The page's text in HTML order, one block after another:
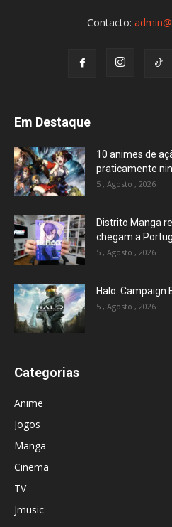
Contacto:
Em Destaque
10 animes de
praticamente
5 , Agosto , 2026
Distrito Manga
chegam a
5 , Agosto , 2026
Halo: Campaign
5 , Agosto , 2026
Categorias
Anime
Jogos
Manga
Cinema
TV
Jmusic